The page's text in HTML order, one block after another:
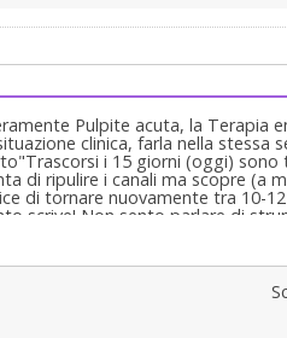
Pulpite acuta, la Terapia
clinica, farla nella stessa
i 15 giorni (oggi)
di ripulire i canali ma scopre (a
di tornare nuovamente tra 10-
scrive! Non sento parlare di
quelle che si usavano nella
dalla "notte dei tempi"! Quindi
da parte del Dentista
Dentista, sempre che
FNOMCeO (Federazione
Specialista in Odontoiatria e